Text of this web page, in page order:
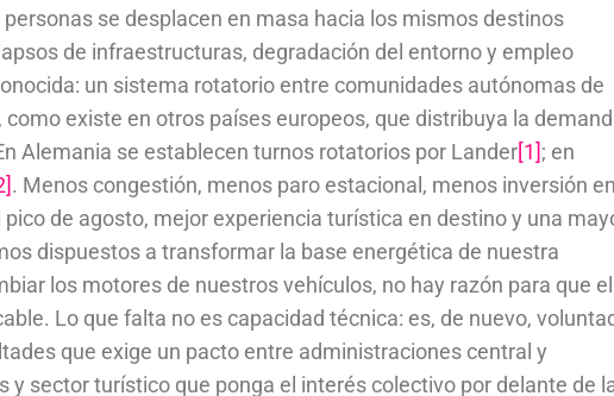
se desplacen en masa hacia los mismos destinos
de infraestructuras, degradación del entorno y empleo
un sistema rotatorio entre comunidades autónomas de
existe en otros países europeos, que distribuya la
Alemania se establecen turnos rotatorios por Lander[1]; en
. Menos congestión, menos paro estacional, menos inversión
de agosto, mejor experiencia turística en destino y una
dispuestos a transformar la base energética de nuestra
los motores de nuestros vehículos, no hay razón para que el
Lo que falta no es capacidad técnica: es, de nuevo,
que exige un pacto entre administraciones central y
sector turístico que ponga el interés colectivo por delante de